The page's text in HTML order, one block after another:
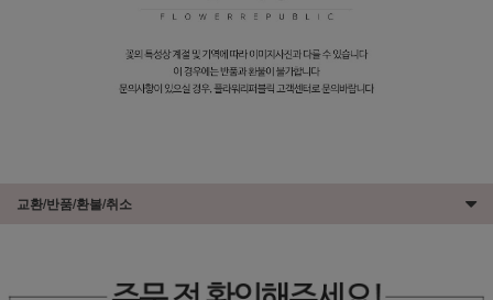
교환/반품/환불/취소